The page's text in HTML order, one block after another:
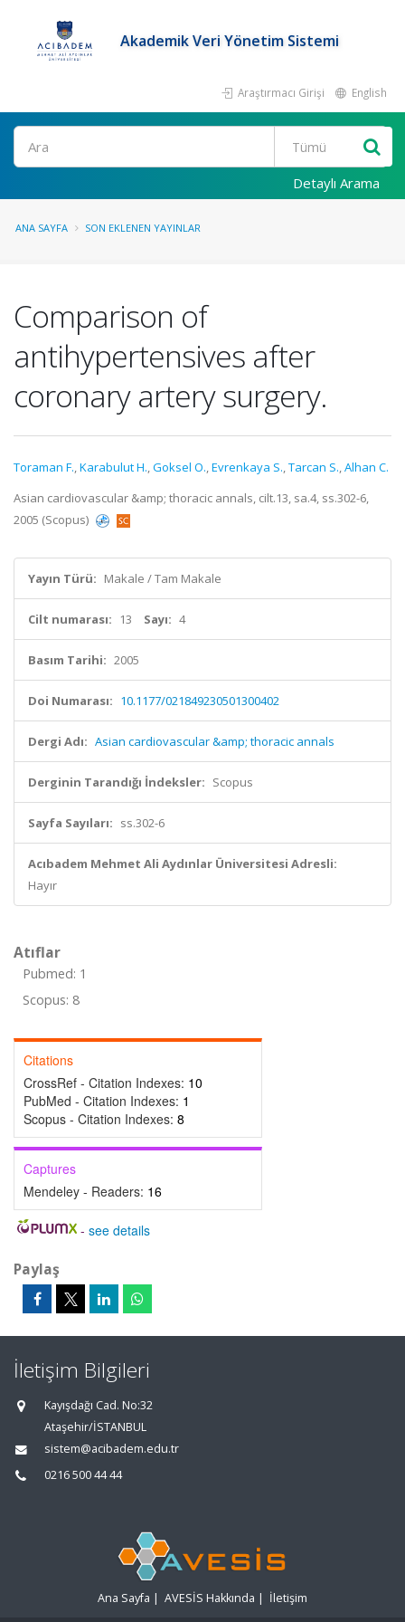
Akademik Veri Yönetim Sistemi
Araştırmacı Girişi English
Ara
Detaylı Arama
ANA SAYFA SON EKLENEN YAYINLAR
Comparison of
antihypertensives after
coronary artery surgery.
Toraman F.,Karabulut H.,Goksel O.,Evrenkaya S.,Tarcan S.,Alhan C.
Asian cardiovascular &amp; thoracic annals, cilt.13, sa.4, ss.302-6,
2005 (Scopus)
Yayın Türü: Makale / Tam Makale
Cilt numarası: 13 Sayı: 4
Basım Tarihi: 2005
Doi Numarası: 10.1177/021849230501300402
Dergi Adı: Asian cardiovascular &amp; thoracic annals
Derginin Tarandığı İndeksler: Scopus
Sayfa Sayıları: ss.302-6
Acıbadem Mehmet Ali Aydınlar Üniversitesi Adresli:
Hayır
Atıflar
Pubmed: 1
Scopus: 8
Citations
CrossRef - Citation Indexes: 10
PubMed - Citation Indexes: 1
Scopus - Citation Indexes: 8
Captures
Mendeley - Readers: 16
- see details
Paylaş
İletişim Bilgileri
Kayışdağı Cad. No:32
Ataşehir/İSTANBUL
sistem@acibadem.edu.tr
0216 500 44 44
Ana Sayfa | AVESİS Hakkında | İletişim